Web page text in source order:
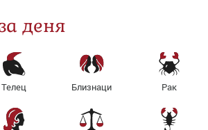
деня
Телец Близнаци Рак